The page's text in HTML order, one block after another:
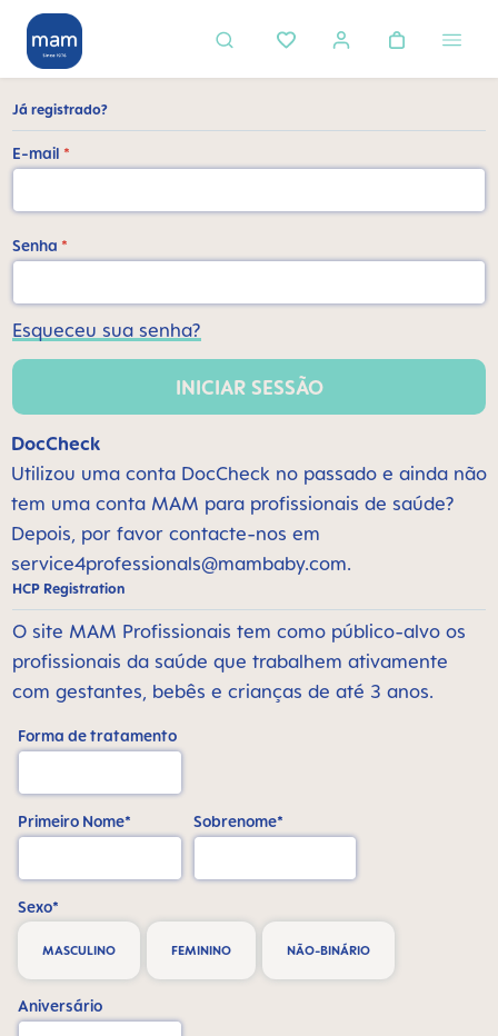
principal
Já registrado?
E-mail *
Senha *
Esqueceu sua senha?
INICIAR SESSÃO
DocCheck
Utilizou uma conta DocCheck no passado e ainda não
tem uma conta MAM para profissionais de saúde?
Depois, por favor contacte-nos em
service4professionals@mambaby.com.
HCP Registration
O site MAM Profissionais tem como público-alvo os
profissionais da saúde que trabalhem ativamente
com gestantes, bebês e crianças de até 3 anos.
Forma de tratamento
Primeiro Nome* Sobrenome*
Sexo*
MASCULINO FEMININO NÃO-BINÁRIO
Aniversário